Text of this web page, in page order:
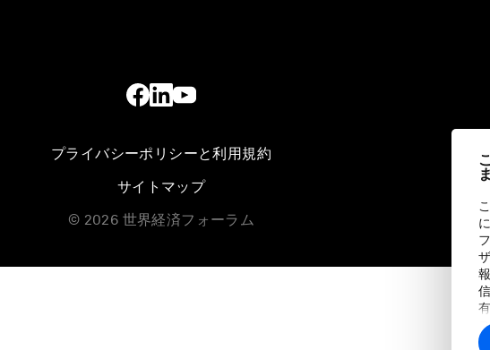
プライバシーポリシーと利用規約
サイトマップ
© 2026 世界経済フォーラム